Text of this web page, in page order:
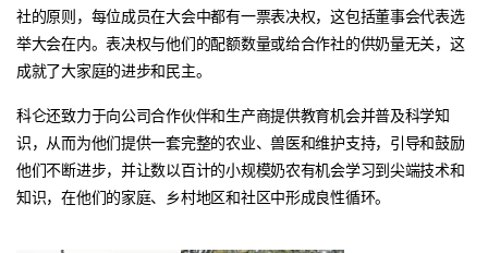
社的原则，每位成员在大会中都有一票表决权，这包括董事会代表选
举大会在内。表决权与他们的配额数量或给合作社的供奶量无关，这
成就了大家庭的进步和民主。
科仑还致力于向公司合作伙伴和生产商提供教育机会并普及科学知
识，从而为他们提供一套完整的农业、兽医和维护支持，引导和鼓励
他们不断进步，并让数以百计的小规模奶农有机会学习到尖端技术和
知识，在他们的家庭、乡村地区和社区中形成良性循环。